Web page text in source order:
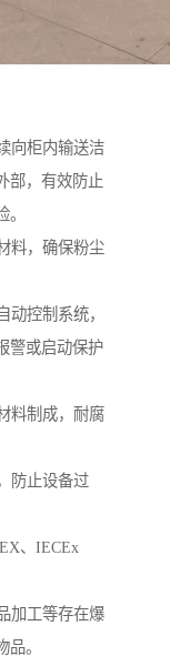
向柜内输送洁
部，有效防止
料，确保粉尘
控制系统，
警或启动保护
料制成，耐腐
防止设备过
、IECEx
加工等存在爆
。